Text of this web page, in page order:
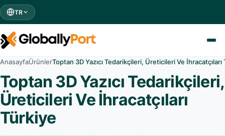
TR
AnasayfaÜrünlerToptan 3D Yazıcı Tedarikçileri, Üreticileri Ve İhracatçıları
Toptan 3D Yazıcı Tedarikçileri,
Üreticileri Ve İhracatçıları
Türkiye